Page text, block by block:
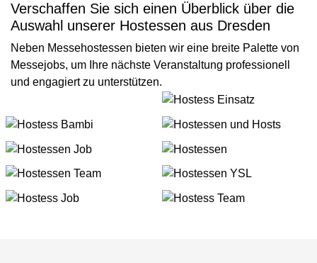
Verschaffen Sie sich einen Überblick über die
Auswahl unserer Hostessen aus Dresden
Neben Messehostessen bieten wir eine breite Palette von
Messejobs, um Ihre nächste Veranstaltung professionell
und engagiert zu unterstützen.